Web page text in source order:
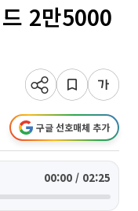
2만5000
구글 선호매체 추가
00:00 / 02:25